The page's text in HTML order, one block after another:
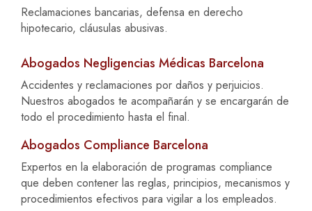
Reclamaciones bancarias, defensa en derecho
hipotecario, cláusulas abusivas.
Abogados Negligencias Médicas Barcelona
Accidentes y reclamaciones por daños y perjuicios.
Nuestros abogados te acompañarán y se encargarán de
todo el procedimiento hasta el final.
Abogados Compliance Barcelona
Expertos en la elaboración de programas compliance
que deben contener las reglas, principios, mecanismos y
procedimientos efectivos para vigilar a los empleados.